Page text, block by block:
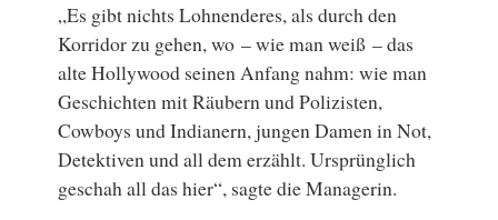
„Es gibt nichts Lohnenderes, als durch den
Korridor zu gehen, wo – wie man weiß – das
alte Hollywood seinen Anfang nahm: wie man
Geschichten mit Räubern und Polizisten,
Cowboys und Indianern, jungen Damen in Not,
Detektiven und all dem erzählt. Ursprünglich
geschah all das hier“, sagte die Managerin.